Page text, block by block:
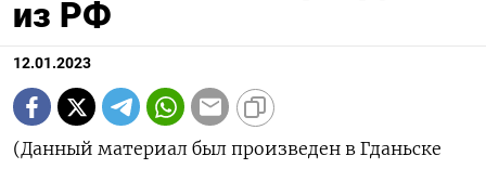
из РФ
12.01.2023
(Данный материал был произведен в Гданьске